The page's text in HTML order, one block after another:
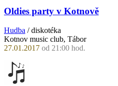
Oldies party v Kotnově
Hudba / diskotéka
Kotnov music club, Tábor
27.01.2017 od 21:00 hod.